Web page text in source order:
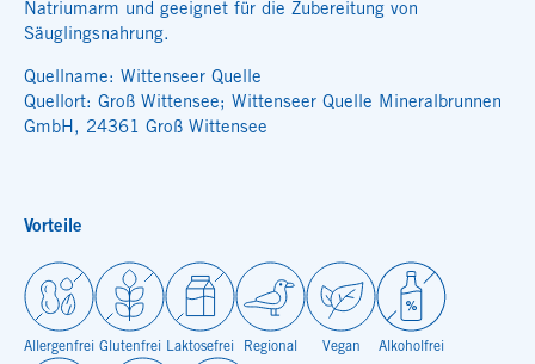
Natriumarm und geeignet für die Zubereitung von
Säuglingsnahrung.
Quellname: Wittenseer Quelle
Quellort: Groß Wittensee; Wittenseer Quelle Mineralbrunnen
GmbH, 24361 Groß Wittensee
Vorteile
Allergenfrei Glutenfrei Laktosefrei Regional Vegan Alkoholfrei